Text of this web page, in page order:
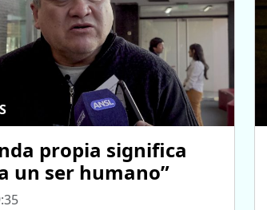
propia significa
un ser humano”